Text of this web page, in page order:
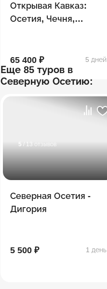
Открывая Кавказ:
Осетия, Чечня,
65 400 ₽ 5 дней
Еще 85 туров в
Северную Осетию:
5 / 13 отзывов
Северная Осетия -
Дигория
5 500 ₽ 1 день